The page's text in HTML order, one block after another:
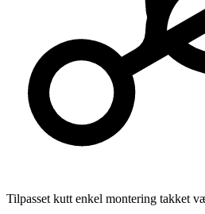
Tilpasset kutt enkel montering takket